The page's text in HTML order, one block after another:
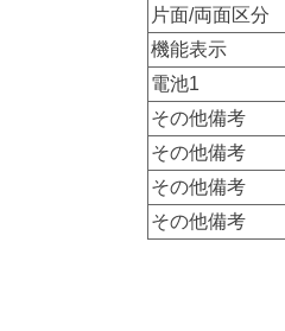
片面/両面区分
機能表示
電池1
その他備考
その他備考
その他備考
その他備考